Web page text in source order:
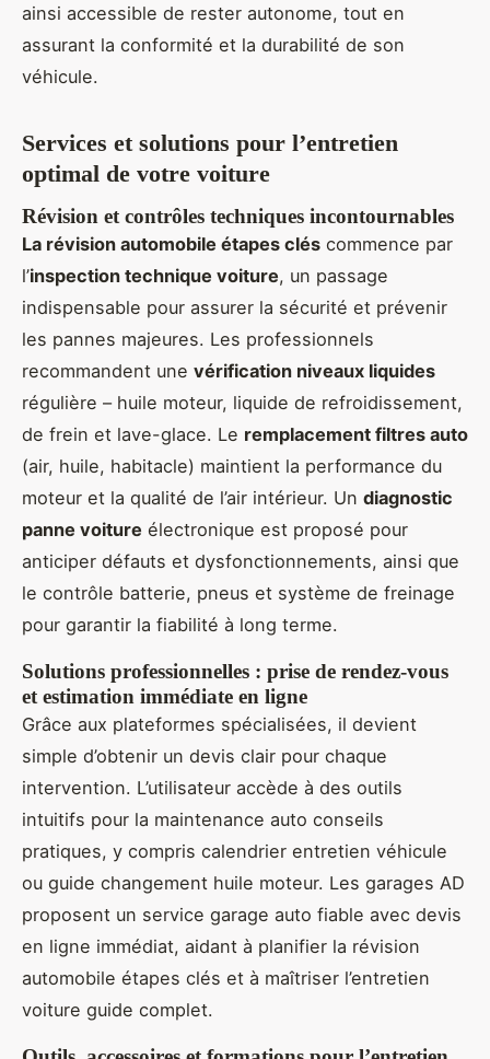
ainsi accessible de rester autonome, tout en
assurant la conformité et la durabilité de son
véhicule.
Services et solutions pour l’entretien
optimal de votre voiture
Révision et contrôles techniques incontournables
La révision automobile étapes clés commence par
l’inspection technique voiture, un passage
indispensable pour assurer la sécurité et prévenir
les pannes majeures. Les professionnels
recommandent une vérification niveaux liquides
régulière – huile moteur, liquide de refroidissement,
de frein et lave-glace. Le remplacement filtres auto
(air, huile, habitacle) maintient la performance du
moteur et la qualité de l’air intérieur. Un diagnostic
panne voiture électronique est proposé pour
anticiper défauts et dysfonctionnements, ainsi que
le contrôle batterie, pneus et système de freinage
pour garantir la fiabilité à long terme.
Solutions professionnelles : prise de rendez-vous
et estimation immédiate en ligne
Grâce aux plateformes spécialisées, il devient
simple d’obtenir un devis clair pour chaque
intervention. L’utilisateur accède à des outils
intuitifs pour la maintenance auto conseils
pratiques, y compris calendrier entretien véhicule
ou guide changement huile moteur. Les garages AD
proposent un service garage auto fiable avec devis
en ligne immédiat, aidant à planifier la révision
automobile étapes clés et à maîtriser l’entretien
voiture guide complet.